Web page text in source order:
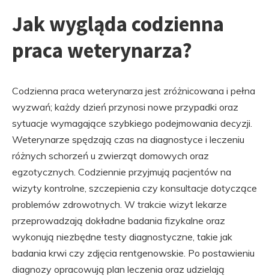
Jak wygląda codzienna
praca weterynarza?
Codzienna praca weterynarza jest zróżnicowana i pełna
wyzwań; każdy dzień przynosi nowe przypadki oraz
sytuacje wymagające szybkiego podejmowania decyzji.
Weterynarze spędzają czas na diagnostyce i leczeniu
różnych schorzeń u zwierząt domowych oraz
egzotycznych. Codziennie przyjmują pacjentów na
wizyty kontrolne, szczepienia czy konsultacje dotyczące
problemów zdrowotnych. W trakcie wizyt lekarze
przeprowadzają dokładne badania fizykalne oraz
wykonują niezbędne testy diagnostyczne, takie jak
badania krwi czy zdjęcia rentgenowskie. Po postawieniu
diagnozy opracowują plan leczenia oraz udzielają